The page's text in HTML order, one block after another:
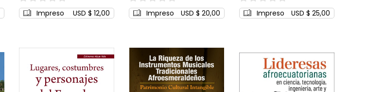
0%
Impreso USD $ 12,00
0%
Impreso USD $ 20,00
0%
Impreso USD $ 25,00